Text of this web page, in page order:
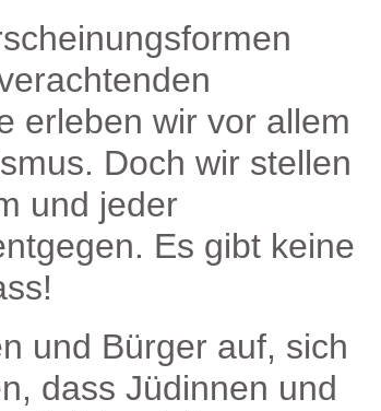
erleben wir vor allem
Doch wir stellen
und jeder
Es gibt keine
und Bürger auf, sich
dass Jüdinnen und